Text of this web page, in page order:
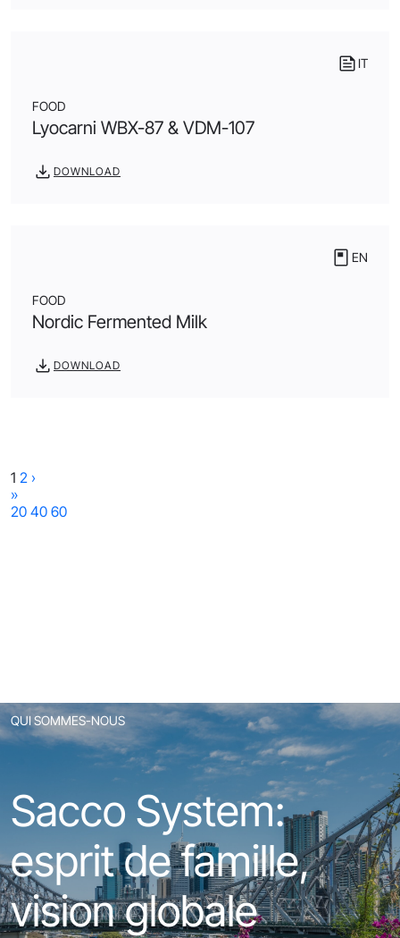
IT
FOOD
Lyocarni WBX-87 & VDM-107
DOWNLOAD
EN
FOOD
Nordic Fermented Milk
DOWNLOAD
1 2 ›
»
20 40 60
QUI SOMMES-NOUS
Sacco System:
esprit de famille,
vision globale